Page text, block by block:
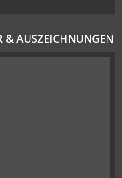
& AUSZEICHNUNGEN